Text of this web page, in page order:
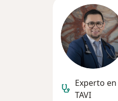
Experto
TAVI